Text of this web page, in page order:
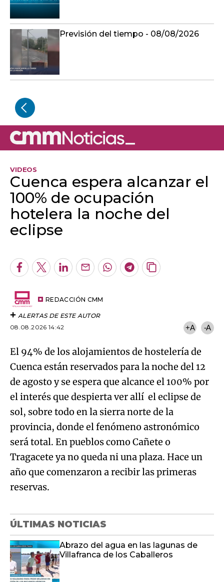
Previsión del tiempo - 08/08/2026
VIDEOS
Cuenca espera alcanzar el
100% de ocupación
hotelera la noche del
eclipse
Facebook
TwitterLinkedInEnviarWhatsapp
Telegram
Copiar
REDACCIÓN CMM
ALERTAS DE ESTE AUTOR
08.08.2026 14:42
+A -A
El 94% de los alojamientos de hostelería de
Cuenca están reservados para la noche del 12
de agosto y se espera que alcance el 100% por
el interés que despierta ver allí el eclipse de
sol, sobre todo en la sierra norte de la
provincia, donde el fenómeno astronómico
será total. En pueblos como Cañete o
Tragacete ya no queda ni una plaza. Hace un
año que comenzaron a recibir las primeras
reservas.
ÚLTIMAS NOTICIAS
Abrazo del agua en las lagunas de
Villafranca de los Caballeros